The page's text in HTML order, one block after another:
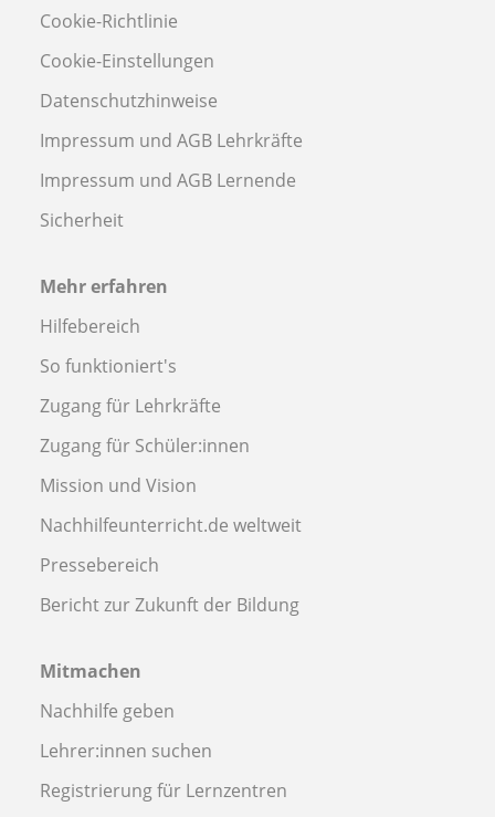
Cookie-Richtlinie
Cookie-Einstellungen
Datenschutzhinweise
Impressum und AGB Lehrkräfte
Impressum und AGB Lernende
Sicherheit
Mehr erfahren
Hilfebereich
So funktioniert's
Zugang für Lehrkräfte
Zugang für Schüler:innen
Mission und Vision
Nachhilfeunterricht.de weltweit
Pressebereich
Bericht zur Zukunft der Bildung
Mitmachen
Nachhilfe geben
Lehrer:innen suchen
Registrierung für Lernzentren